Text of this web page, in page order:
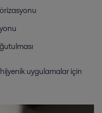
uygulamalar için